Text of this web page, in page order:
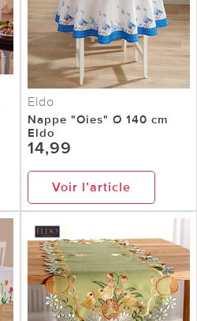
Eldo
Nappe "Oies" Ø 140 cm
Eldo
14,99
Voir l’article